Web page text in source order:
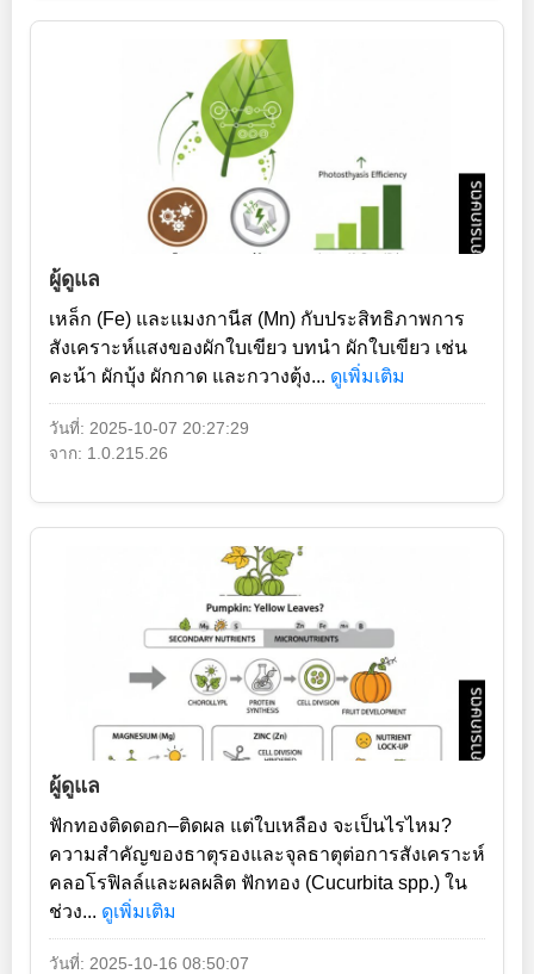
ผู้ดูแล
เหล็ก (Fe) และแมงกานีส (Mn) กับประสิทธิภาพการ
สังเคราะห์แสงของผักใบเขียว บทนำ ผักใบเขียว เช่น
คะน้า ผักบุ้ง ผักกาด และกวางตุ้ง... ดูเพิ่มเติม
วันที่: 2025-10-07 20:27:29
จาก: 1.0.215.26
ผู้ดูแล
ฟักทองติดดอก–ติดผล แต่ใบเหลือง จะเป็นไรไหม?
ความสำคัญของธาตุรองและจุลธาตุต่อการสังเคราะห์
คลอโรฟิลล์และผลผลิต ฟักทอง (Cucurbita spp.) ใน
ช่วง... ดูเพิ่มเติม
วันที่: 2025-10-16 08:50:07